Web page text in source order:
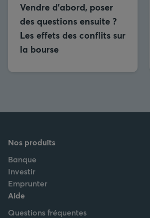
Vendre d’abord, poser
des questions ensuite ?
Les effets des conflits sur
la bourse
Nos produits
Banque
Investir
Emprunter
Aide
Questions fréquentes